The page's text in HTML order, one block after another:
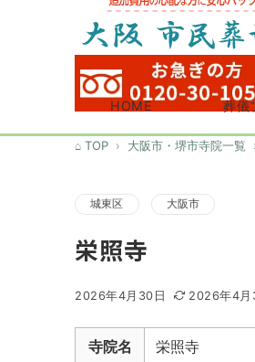
HOME 葬儀
TOP 大阪市・堺市寺院一覧
城東区 大阪市
栄照寺
2026年4月30日 2026年4月
寺院名 栄照寺